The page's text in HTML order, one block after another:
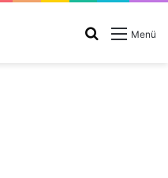
Menü
Arama